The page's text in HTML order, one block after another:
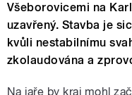
Všeborovicemi na
uzavřený. Stavba je
kvůli nestabilnímu
zkolaudována a
Na jaře by kraj mohl